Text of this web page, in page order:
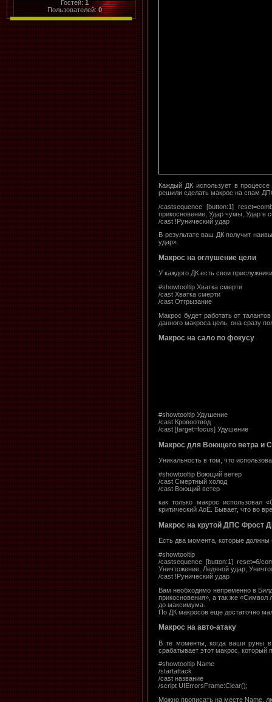
Гостей:1
Пользователей:0
Каждый ДК использует в
решили сделать макрос на спам
/castsequence [button:1]
прикосновение, Удар чумы, Удар в
/cast !Рунический удар
В результате ваш ДК получит
удар».
Макрос на оглушение цели
У каждого ДК есть свои
#showtooltip Хватка смерти
/cast Хватка смерти
/cast Отгрызание
Макрос будет работать от
данного макроса цель, она сразу
Макрос на сало по фокусу
#showtooltip Удушение
/cast Кровоотвод
/cast [target=focus] Удушение
Макрос для Воющего ветра и
Уникальность в том, что
#showtooltip Воющий ветер
/cast Смертный холод
/cast Воющий ветер
как только макрос использовал
критический АоЕ. Бывает, что во
Макрос на крутой ДПС Фрост
Есть два момента, которые
#showtooltip
/castsequence [button:1] reset=6/
Уничтожение, Ледяной удар,
/cast !Рунический удар
Вам необходимо непременно в
прикосновения», а так же «Символ
до максимума.
По ДК макросов еще достаточно
Макрос на авто-атаку
В те моменты, когда ваши руны в
срабатывает этот макрос, который
#showtooltip Name
/startattack
/cast название
/script UIErrorsFrame:Clear();
Можно прописать на месте Name,